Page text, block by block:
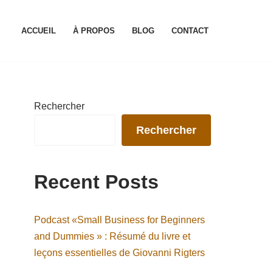
ACCUEIL À PROPOS BLOG CONTACT
Rechercher
Rechercher
Recent Posts
Podcast «Small Business for Beginners
and Dummies » : Résumé du livre et
leçons essentielles de Giovanni Rigters